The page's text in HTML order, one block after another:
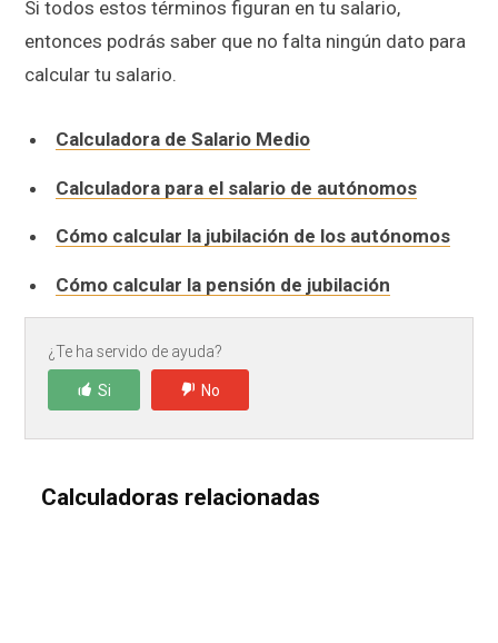
Si todos estos términos figuran en tu salario,
entonces podrás saber que no falta ningún dato para
calcular tu salario.
Calculadora de Salario Medio
Calculadora para el salario de autónomos
Cómo calcular la jubilación de los autónomos
Cómo calcular la pensión de jubilación
¿Te ha servido de ayuda?
Si No
Calculadoras relacionadas